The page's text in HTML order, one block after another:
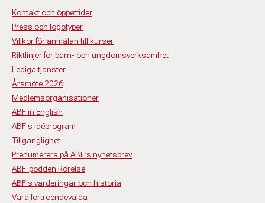
Kontakt och öppettider
Press och logotyper
Villkor för anmälan till kurser
Riktlinjer för barn- och ungdomsverksamhet
Lediga tjänster
Årsmöte 2026
Medlemsorganisationer
ABF in English
ABF:s idéprogram
Tillgänglighet
Prenumerera på ABF:s nyhetsbrev
ABF-podden Rörelse
ABF:s värderingar och historia
Våra förtroendevalda